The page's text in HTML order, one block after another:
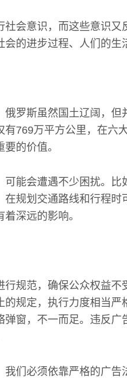
会意识，而这些意识又
的进步过程、人们的生
罗斯虽然国土辽阔，但
769万平方公里，在六
的价值。
能会遭遇不少困扰。比
规划交通路线和行程时
深远的影响。
规范，确保公众权益不
规定，执行力度相当严
窗，不一而足。违反广
们必须依靠严格的广告